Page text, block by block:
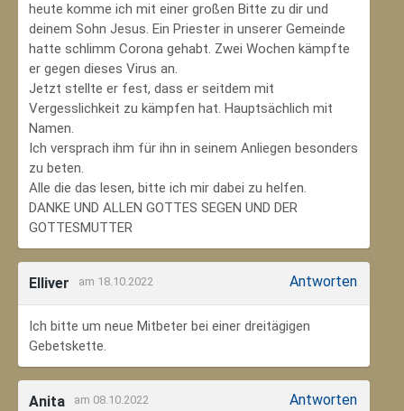
heute komme ich mit einer großen Bitte zu dir und
deinem Sohn Jesus. Ein Priester in unserer Gemeinde
hatte schlimm Corona gehabt. Zwei Wochen kämpfte
er gegen dieses Virus an.
Jetzt stellte er fest, dass er seitdem mit
Vergesslichkeit zu kämpfen hat. Hauptsächlich mit
Namen.
Ich versprach ihm für ihn in seinem Anliegen besonders
zu beten.
Alle die das lesen, bitte ich mir dabei zu helfen.
DANKE UND ALLEN GOTTES SEGEN UND DER
GOTTESMUTTER
Elliver am 18.10.2022 Antworten
Ich bitte um neue Mitbeter bei einer dreitägigen
Gebetskette.
Anita am 08.10.2022 Antworten